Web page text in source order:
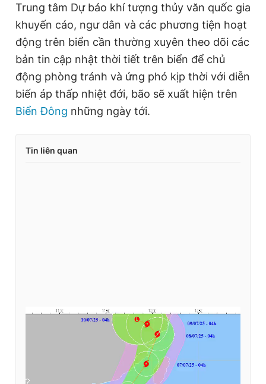
Trung tâm Dự báo khí tượng thủy văn quốc gia
khuyến cáo, ngư dân và các phương tiện hoạt
động trên biển cần thường xuyên theo dõi các
bản tin cập nhật thời tiết trên biển để chủ
động phòng tránh và ứng phó kịp thời với diễn
biến áp thấp nhiệt đới, bão sẽ xuất hiện trên
Biển Đông những ngày tới.
Tin liên quan